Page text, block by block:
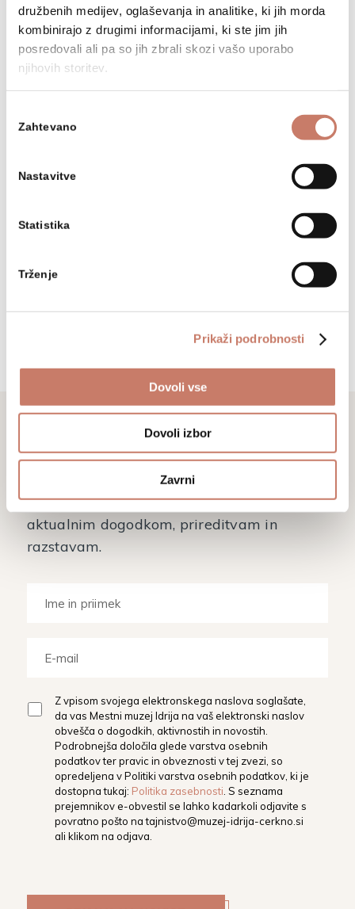
družbenih medijev, oglaševanja in analitike, ki jih morda
kombinirajo z drugimi informacijami, ki ste jim jih
posredovali ali pa so jih zbrali skozi vašo uporabo
njihovih storitev.
soglasja
Zahtevano
Nastavitve
Statistika
Trženje
Prikaži podrobnosti
Dovoli vse
Dovoli izbor
Zavrni
učencu.
NAZAJ NA SEZNAM DOGODKOV
cerkno.si
Ne zamudite
Prijavite se na naše novice in sledite
aktualnim dogodkom, prireditvam in
razstavam.
Z vpisom svojega elektronskega naslova soglašate,
da vas Mestni muzej Idrija na vaš elektronski naslov
obvešča o dogodkih, aktivnostih in novostih.
Podrobnejša določila glede varstva osebnih
podatkov ter pravic in obveznosti v tej zvezi, so
opredeljena v Politiki varstva osebnih podatkov, ki je
dostopna tukaj: Politika zasebnosti . S seznama
prejemnikov e-obvestil se lahko kadarkoli odjavite s
povratno pošto natajnistvo@muzej-idrija-cerkno.si
ali klikom na odjava.